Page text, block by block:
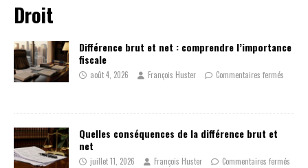
Droit
Différence brut et net : comprendre l’importance
fiscale
août 4, 2026 François Huster Commentaires fermés
Quelles conséquences de la différence brut et
net
juillet 11, 2026 François Huster Commentaires fermés